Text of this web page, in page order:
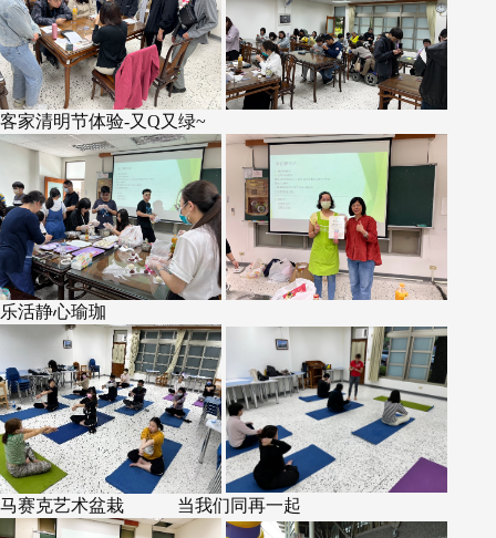
客家清明节体验-又Q又绿~
乐活静心瑜珈
马赛克艺术盆栽 当我们同再一起